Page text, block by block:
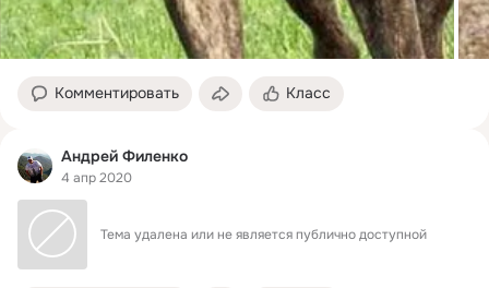
Комментировать Класс
Андрей Филенко
4 апр 2020
Тема удалена или не является публично доступной